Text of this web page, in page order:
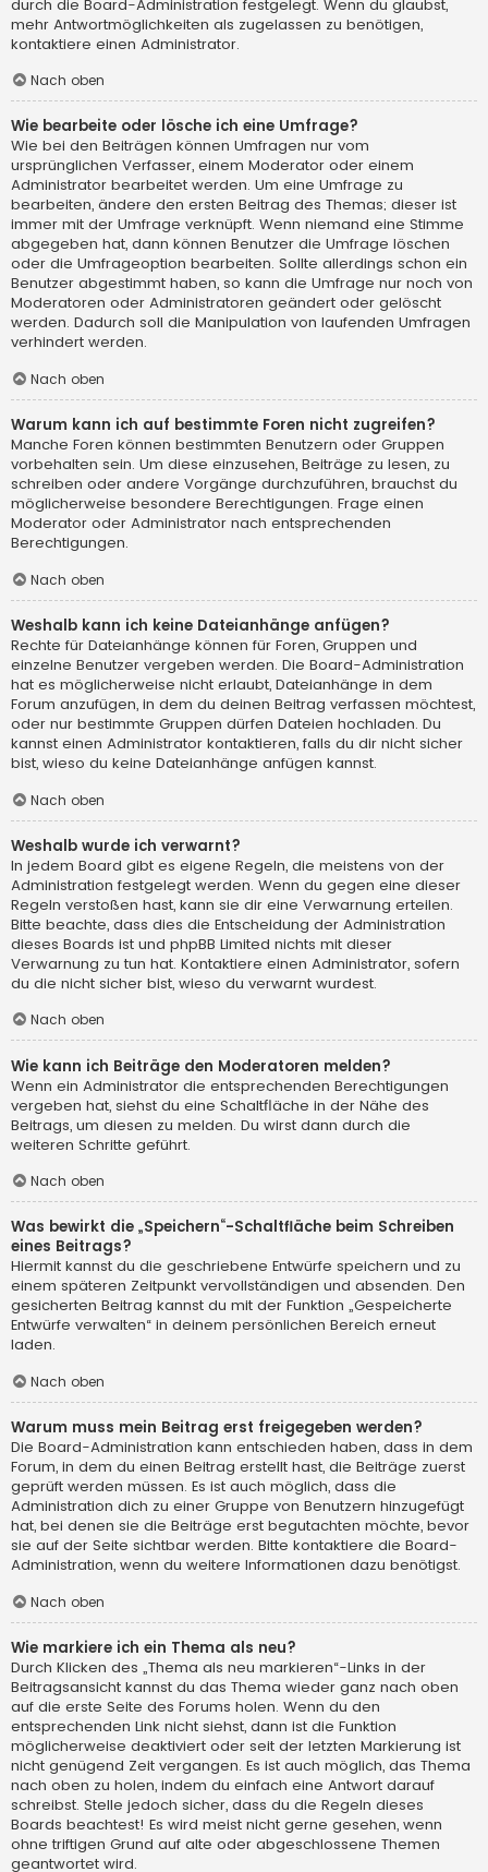
durch die Board-Administration festgelegt. Wenn du glaubst,
mehr Antwortmöglichkeiten als zugelassen zu benötigen,
kontaktiere einen Administrator.
Nach oben
Wie bearbeite oder lösche ich eine Umfrage?
Wie bei den Beiträgen können Umfragen nur vom
ursprünglichen Verfasser, einem Moderator oder einem
Administrator bearbeitet werden. Um eine Umfrage zu
bearbeiten, ändere den ersten Beitrag des Themas; dieser ist
immer mit der Umfrage verknüpft. Wenn niemand eine Stimme
abgegeben hat, dann können Benutzer die Umfrage löschen
oder die Umfrageoption bearbeiten. Sollte allerdings schon ein
Benutzer abgestimmt haben, so kann die Umfrage nur noch von
Moderatoren oder Administratoren geändert oder gelöscht
werden. Dadurch soll die Manipulation von laufenden Umfragen
verhindert werden.
Nach oben
Warum kann ich auf bestimmte Foren nicht zugreifen?
Manche Foren können bestimmten Benutzern oder Gruppen
vorbehalten sein. Um diese einzusehen, Beiträge zu lesen, zu
schreiben oder andere Vorgänge durchzuführen, brauchst du
möglicherweise besondere Berechtigungen. Frage einen
Moderator oder Administrator nach entsprechenden
Berechtigungen.
Nach oben
Weshalb kann ich keine Dateianhänge anfügen?
Rechte für Dateianhänge können für Foren, Gruppen und
einzelne Benutzer vergeben werden. Die Board-Administration
hat es möglicherweise nicht erlaubt, Dateianhänge in dem
Forum anzufügen, in dem du deinen Beitrag verfassen möchtest,
oder nur bestimmte Gruppen dürfen Dateien hochladen. Du
kannst einen Administrator kontaktieren, falls du dir nicht sicher
bist, wieso du keine Dateianhänge anfügen kannst.
Nach oben
Weshalb wurde ich verwarnt?
In jedem Board gibt es eigene Regeln, die meistens von der
Administration festgelegt werden. Wenn du gegen eine dieser
Regeln verstoßen hast, kann sie dir eine Verwarnung erteilen.
Bitte beachte, dass dies die Entscheidung der Administration
dieses Boards ist und phpBB Limited nichts mit dieser
Verwarnung zu tun hat. Kontaktiere einen Administrator, sofern
du die nicht sicher bist, wieso du verwarnt wurdest.
Nach oben
Wie kann ich Beiträge den Moderatoren melden?
Wenn ein Administrator die entsprechenden Berechtigungen
vergeben hat, siehst du eine Schaltfläche in der Nähe des
Beitrags, um diesen zu melden. Du wirst dann durch die
weiteren Schritte geführt.
Nach oben
Was bewirkt die „Speichern“-Schaltfläche beim Schreiben
eines Beitrags?
Hiermit kannst du die geschriebene Entwürfe speichern und zu
einem späteren Zeitpunkt vervollständigen und absenden. Den
gesicherten Beitrag kannst du mit der Funktion „Gespeicherte
Entwürfe verwalten“ in deinem persönlichen Bereich erneut
laden.
Nach oben
Warum muss mein Beitrag erst freigegeben werden?
Die Board-Administration kann entschieden haben, dass in dem
Forum, in dem du einen Beitrag erstellt hast, die Beiträge zuerst
geprüft werden müssen. Es ist auch möglich, dass die
Administration dich zu einer Gruppe von Benutzern hinzugefügt
hat, bei denen sie die Beiträge erst begutachten möchte, bevor
sie auf der Seite sichtbar werden. Bitte kontaktiere die Board-
Administration, wenn du weitere Informationen dazu benötigst.
Nach oben
Wie markiere ich ein Thema als neu?
Durch Klicken des „Thema als neu markieren“-Links in der
Beitragsansicht kannst du das Thema wieder ganz nach oben
auf die erste Seite des Forums holen. Wenn du den
entsprechenden Link nicht siehst, dann ist die Funktion
möglicherweise deaktiviert oder seit der letzten Markierung ist
nicht genügend Zeit vergangen. Es ist auch möglich, das Thema
nach oben zu holen, indem du einfach eine Antwort darauf
schreibst. Stelle jedoch sicher, dass du die Regeln dieses
Boards beachtest! Es wird meist nicht gerne gesehen, wenn
ohne triftigen Grund auf alte oder abgeschlossene Themen
geantwortet wird.